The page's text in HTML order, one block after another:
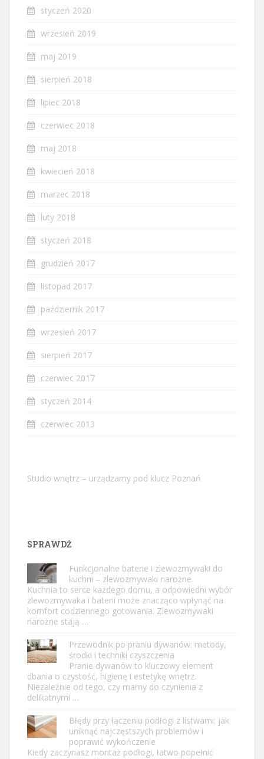
styczeń 2020
wrzesień 2019
maj 2019
sierpień 2018
lipiec 2018
czerwiec 2018
maj 2018
kwiecień 2018
marzec 2018
luty 2018
styczeń 2018
grudzień 2017
listopad 2017
październik 2017
wrzesień 2017
sierpień 2017
czerwiec 2017
styczeń 2014
czerwiec 2013
Studio wnętrz – urządzamy pod klucz Poznań
SPRAWDŹ
Funkcjonalne baterie i zlewozmywaki do
kuchni – zlewozmywaki narożne.
Kuchnia to serce każdego domu, a odpowiedni wybór
zlewozmywaka i baterii może znacząco wpłynąć na
komfort codziennego gotowania. Zlewozmywaki
narożne stają …
Przewodnik po praniu dywanów: metody,
środki i techniki czyszczenia
Pranie dywanów to kluczowy element
dbania o czystość, higienę i estetykę wnętrz.
Niezależnie od tego, czy mamy do czynienia z
delikatnymi …
Błędy przy łączeniu podłogi z listwami: jak
uniknąć najczęstszych problemów i
poprawić wykończenie
Kiedy zaczynasz montaż podłogi, łatwo popełnić